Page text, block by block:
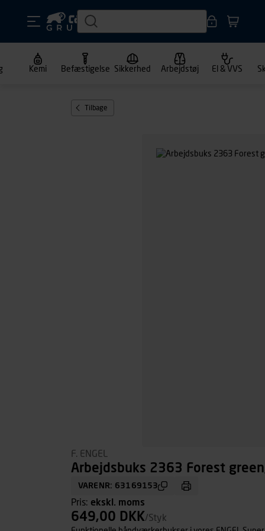
Kemi Befæstigelse Sikkerhed Arbejdstøj El & VVS
Tilbage
F. ENGEL
Arbejdsbuks 2363 Forest
VARENR: 63169153
Pris: ekskl. moms
649,00 DKK/Styk